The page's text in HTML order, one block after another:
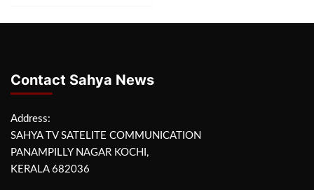
Contact Sahya News
Address:
SAHYA TV SATELITE COMMUNICATION
PANAMPILLY NAGAR KOCHI,
KERALA 682036